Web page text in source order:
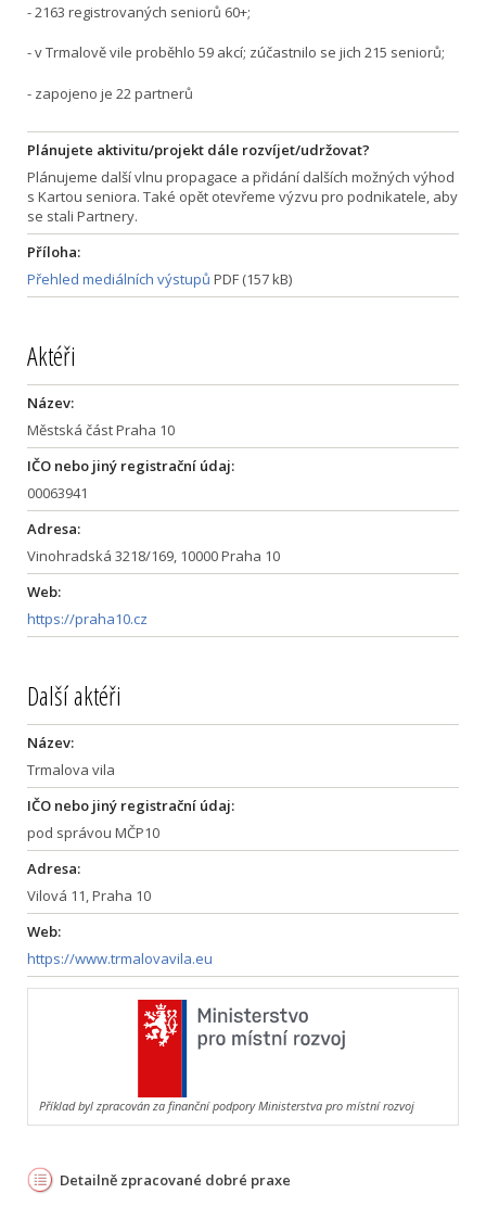
- 2163 registrovaných seniorů 60+;
- v Trmalově vile proběhlo 59 akcí; zúčastnilo se jich 215 seniorů;
- zapojeno je 22 partnerů
Plánujete aktivitu/projekt dále rozvíjet/udržovat?
Plánujeme další vlnu propagace a přidání dalších možných výhod
s Kartou seniora. Také opět otevřeme výzvu pro podnikatele, aby
se stali Partnery.
Příloha:
Přehled mediálních výstupů PDF (157 kB)
Aktéři
Název:
Městská část Praha 10
IČO nebo jiný registrační údaj:
00063941
Adresa:
Vinohradská 3218/169, 10000 Praha 10
Web:
https://praha10.cz
Další aktéři
Název:
Trmalova vila
IČO nebo jiný registrační údaj:
pod správou MČP10
Adresa:
Vilová 11, Praha 10
Web:
https://www.trmalovavila.eu
Příklad byl zpracován za finanční podpory Ministerstva pro místní rozvoj
Detailně zpracované dobré praxe